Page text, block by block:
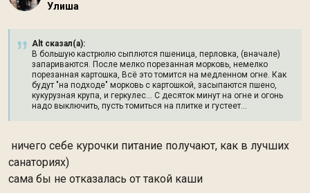
Улиша
Alt сказал(а):
В большую кастрюлю сыплются пшеница, перловка, (вначале)
запариваются. После мелко порезанная морковь, немелко
порезанная картошка, Всё это томится на медленном огне. Как
будут "на подходе" морковь с картошкой, засыпаются пшено,
кукурузная крупа, и геркулес... С десяток минут на огне и огонь
надо выключить, пусть томиться на плитке и густеет...
ничего себе курочки питание получают, как в лучших
санаториях)
сама бы не отказалась от такой каши